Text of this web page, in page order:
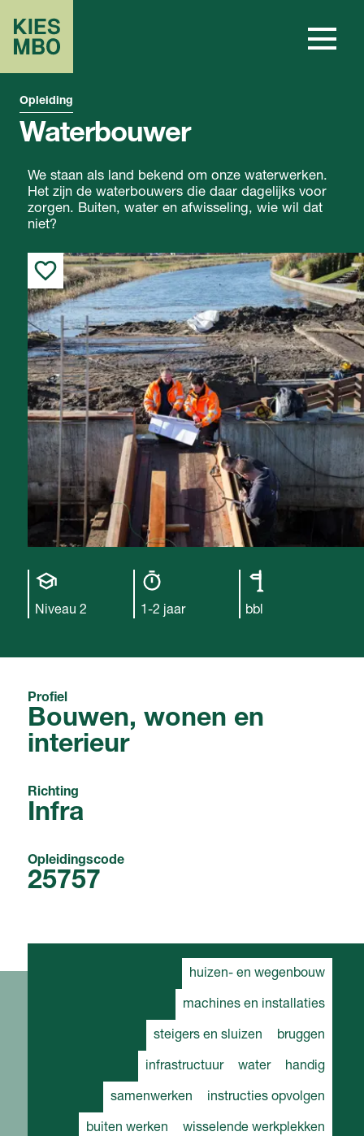
Opleiding
Waterbouwer
We staan als land bekend om onze waterwerken.
Het zijn de waterbouwers die daar dagelijks voor
zorgen. Buiten, water en afwisseling, wie wil dat
niet?
Opleiding
niveau
Niveau 2
1-2 jaar
bbl
Profiel
Bouwen, wonen en
interieur
Richting
Infra
Opleidingscode
25757
huizen- en wegenbouw
machines en installaties
steigers en sluizen bruggen
infrastructuur water handig
samenwerken instructies opvolgen
buiten werken wisselende werkplekken